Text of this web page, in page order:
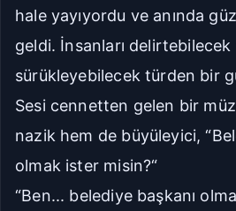
hale yayıyordu ve anında
geldi. İnsanları
sürükleyebilecek türden bir
Sesi cennetten gelen bir
nazik hem de büyüleyici,
olmak ister misin?“
“Ben... belediye başkanı